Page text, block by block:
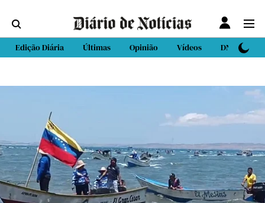
Edição Diária Últimas Opinião Vídeos DN Sport